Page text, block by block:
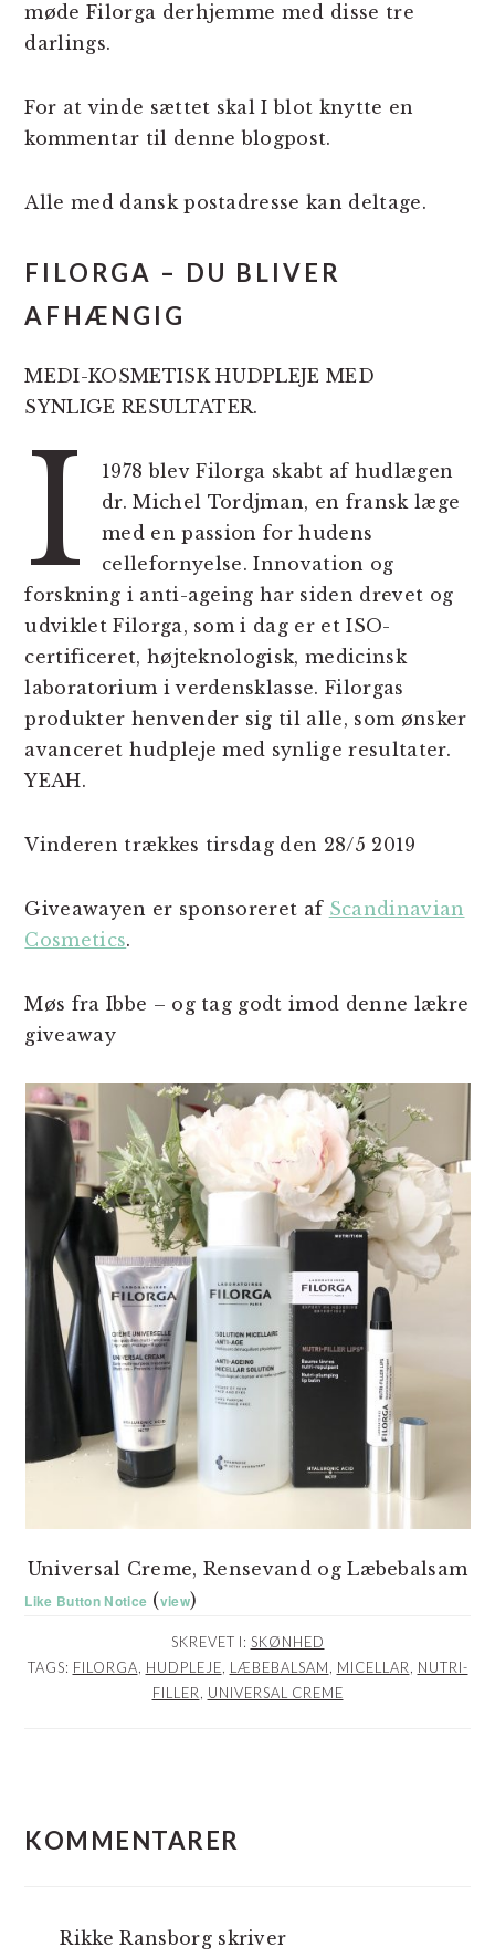
møde Filorga derhjemme med disse tre
darlings.
For at vinde sættet skal I blot knytte en
kommentar til denne blogpost.
Alle med dansk postadresse kan deltage.
FILORGA – DU BLIVER
AFHÆNGIG
MEDI-KOSMETISK HUDPLEJE MED
SYNLIGE RESULTATER.
I
1978 blev Filorga skabt af hudlægen
dr. Michel Tordjman, en fransk læge
med en passion for hudens
cellefornyelse. Innovation og
forskning i anti-ageing har siden drevet og
udviklet Filorga, som i dag er et ISO-
certificeret, højteknologisk, medicinsk
laboratorium i verdensklasse. Filorgas
produkter henvender sig til alle, som ønsker
avanceret hudpleje med synlige resultater.
YEAH.
Vinderen trækkes tirsdag den 28/5 2019
Giveawayen er sponsoreret af Scandinavian
Cosmetics.
Møs fra Ibbe – og tag godt imod denne lækre
giveaway
Universal Creme, Rensevand og Læbebalsam
Like Button Notice (view)
SKREVET I: SKØNHED
TAGS: FILORGA, HUDPLEJE, LÆBEBALSAM, MICELLAR, NUTRI-
FILLER, UNIVERSAL CREME
KOMMENTARER
Rikke Ransborg skriver